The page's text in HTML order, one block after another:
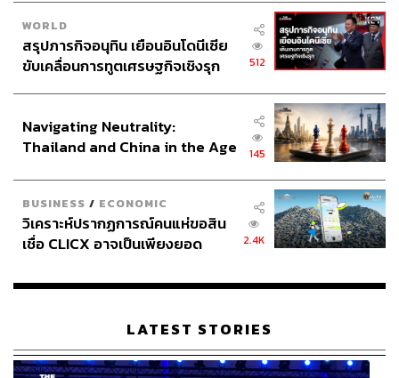
WORLD
สรุปภารกิจอนุทิน เยือนอินโดนีเซีย
ขับเคลื่อนการทูตเศรษฐกิจเชิงรุก
512
Navigating Neutrality:
Thailand and China in the Age
145
BUSINESS / ECONOMIC
วิเคราะห์ปรากฏการณ์คนแห่ขอสิน
เชื่อ CLICX อาจเป็นเพียงยอด
เรือนไทยที่ถูกซุกไว้
2.4K
LATEST STORIES